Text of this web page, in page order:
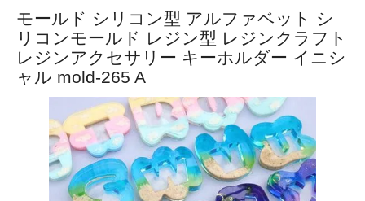
モールド シリコン型 アルファベット シ
リコンモールド レジン型 レジンクラフト
レジンアクセサリー キーホルダー イニシ
ャル mold-265 A